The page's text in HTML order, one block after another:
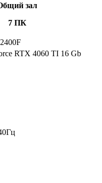
зал
7 ПК
RTX 4060 TI 16 Gb